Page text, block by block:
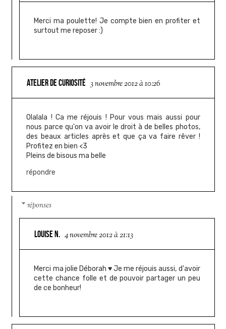
Merci ma poulette! Je compte bien en profiter et
surtout me reposer :)
ATELIER DE CURIOSITÉ 3 novembre 2012 à 10:26
Olalala ! Ca me réjouis ! Pour vous mais aussi pour
nous parce qu'on va avoir le droit à de belles photos,
des beaux articles après et que ça va faire rêver !
Profitez en bien <3
Pleins de bisous ma belle
répondre
réponses
LOUISE N. 4 novembre 2012 à 21:13
Merci ma jolie Déborah ♥ Je me réjouis aussi, d'avoir
cette chance folle et de pouvoir partager un peu
de ce bonheur!